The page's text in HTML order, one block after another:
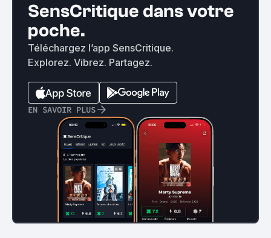
SensCritique dans votre
poche.
Téléchargez l’app SensCritique.
Explorez. Vibrez. Partagez.
EN SAVOIR PLUS